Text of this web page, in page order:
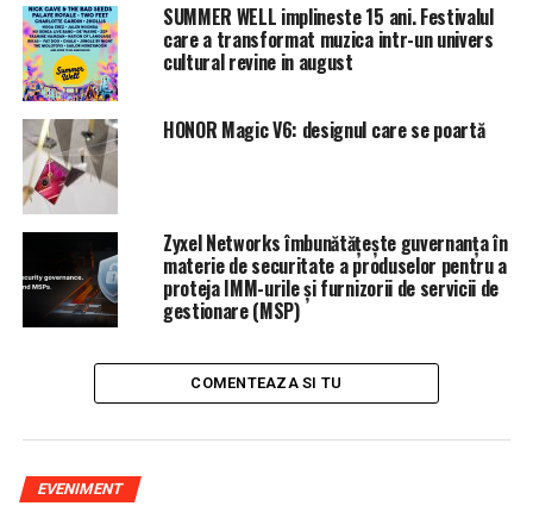
ARTICOLE PE ACEIASI TEMA: PRIMA
URMATORUL
EXCLUSIV/LEGĂTURILE ȘEFULUI IPJ SIBIU, IVANCEA
TIBERIU, CU LUMEA POLITICĂ ȘI DE AFACERI
NU RATATI
Gabriela Firea, acuzații grave la adresa lui Dragnea. Am
informații certe despre un plan împotriva mea
SUMMER WELL implineste 15 ani. Festivalul
care a transformat muzica intr-un univers
cultural revine in august
HONOR Magic V6: designul care se poartă
Zyxel Networks îmbunătățește guvernanța în
materie de securitate a produselor pentru a
proteja IMM-urile și furnizorii de servicii de
gestionare (MSP)
COMENTEAZA SI TU
EVENIMENT